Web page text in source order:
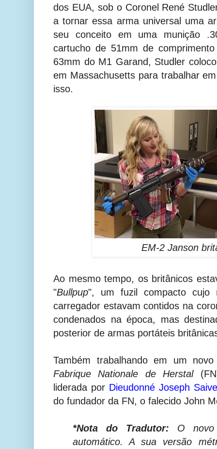
dos EUA, sob o Coronel René
a tornar essa arma universal uma
seu conceito em uma munição
cartucho de 51mm de
63mm do M1 Garand, Studler
em Massachusetts para trabalhar
isso.
EM-2 Janson
Ao mesmo tempo, os britânicos
"Bullpup", um fuzil compacto cujo
carregador estavam contidos na
condenados na época, mas
posterior de armas portáteis
Também trabalhando em um
Fabrique Nationale de Herstal
liderada por Dieudonné Joseph Saive
do fundador da FN, o falecido John
*Nota do Tradutor: O novo
automático. A sua versão